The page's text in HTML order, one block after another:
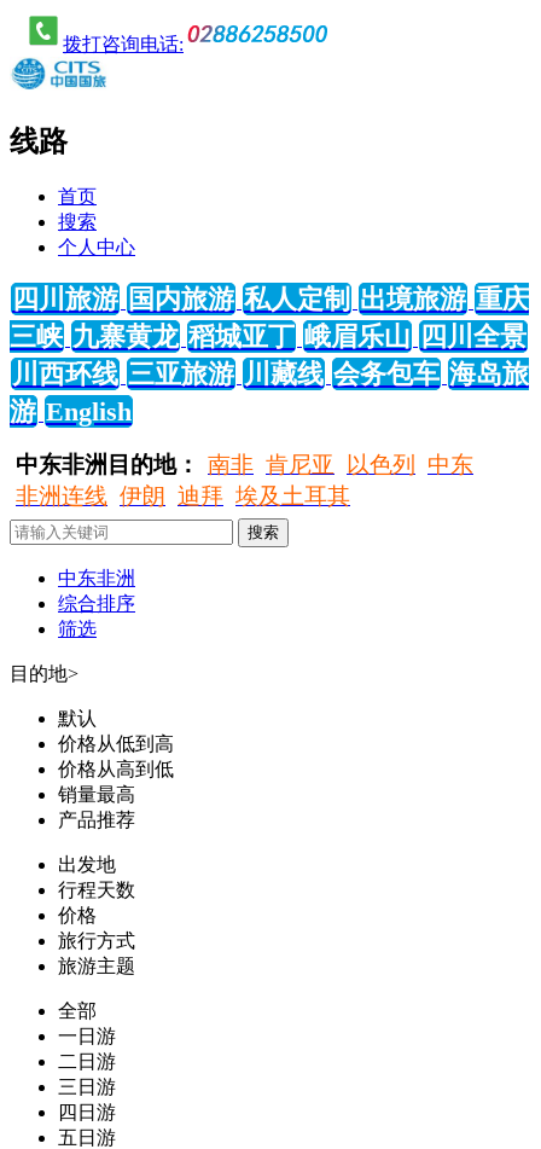
拨打咨询电话:
线路
首页
搜索
个人中心
四川旅游 国内旅游 私人定制 出境旅游 重庆
三峡 九寨黄龙 稻城亚丁 峨眉乐山 四川全景
川西环线 三亚旅游 川藏线 会务包车 海岛旅
游 English
中东非洲目的地： 南非 肯尼亚 以色列
中东
非洲连线 伊朗 迪拜 埃及土耳其
中东非洲
综合排序
筛选
目的地>
默认
价格从低到高
价格从高到低
销量最高
产品推荐
出发地
行程天数
价格
旅行方式
旅游主题
全部
一日游
二日游
三日游
四日游
五日游